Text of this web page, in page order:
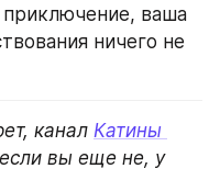
ваша
ничего не
канал Катины
вы еще не, у